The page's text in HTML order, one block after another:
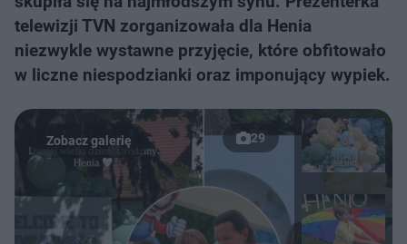
telewizji TVN zorganizowała dla Henia
niezwykle wystawne przyjęcie, które obfitowało
w liczne niespodzianki oraz imponujący wypiek.
29